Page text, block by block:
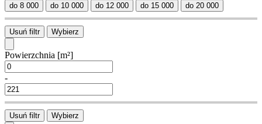
do 8 000 do 10 000 do 12 000 do 15 000 do 20 000
Usuń filtr Wybierz
Powierzchnia [m²]
-
Usuń filtr Wybierz